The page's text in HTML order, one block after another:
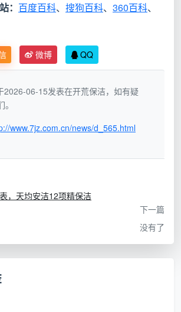
入，建面100㎡
㎡以上
积，100平就是100
平，一眼可核
再定”“大概多少
全程零增项
说明具体做什么
在合同附件里，边界
算？总价能不能写进合同，写完了还会
糊的，不管报价多诱人，距离“好”这个
： 百度百科、 搜狗百科、 360百科、
微博 QQ
2026-06-15发表在开荒保洁，如有疑
www.7jz.com.cn/news/d_565.html
，天均安洁12项精保洁
下一篇
没有了